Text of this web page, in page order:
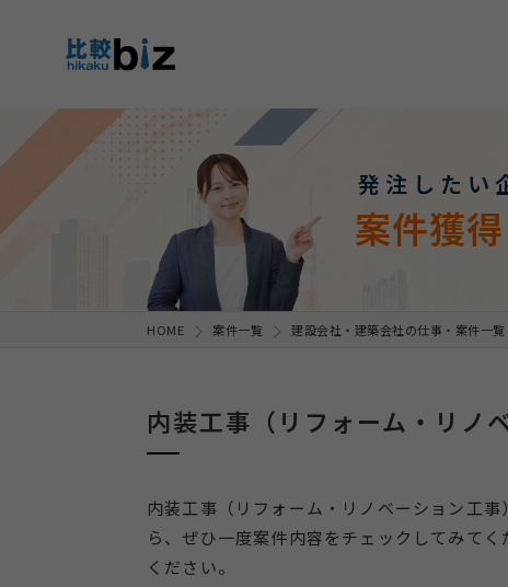
発注したい
案件獲
HOME 案件一覧 建設会社・建築会社の仕事・案件一覧
内装工事（リフォーム・リノ
内装工事（リフォーム・リノベーション工
ら、ぜひ一度案件内容をチェックしてみて
ください。